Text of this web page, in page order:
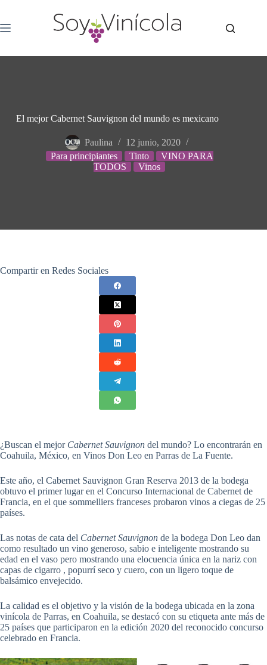
El mejor Cabernet Sauvignon del mundo es mexicano
Paulina
12 junio, 2020
Para principiantes
Tinto
VINO PARA
TODOS
Vinos
Compartir en Redes Sociales
¿Buscan el mejor Cabernet Sauvignon del mundo? Lo encontrarán en
Coahuila, México, en Vinos Don Leo en Parras de La Fuente.
Este año, el Cabernet Sauvignon Gran Reserva 2013 de la bodega
obtuvo el primer lugar en el Concurso Internacional de Cabernet de
Francia, en el que sommelliers franceses probaron vinos a ciegas de 25
países.
Las notas de cata del Cabernet Sauvignon de la bodega Don Leo dan
como resultado un vino generoso, sabio e inteligente mostrando su
edad en el vaso pero mostrando una elocuencia única en la nariz con
capas de cigarro , popurrí seco y cuero, con un ligero toque de
balsámico envejecido.
La calidad es el objetivo y la visión de la bodega ubicada en la zona
vinícola de Parras, en Coahuila, se destacó con su etiqueta ante más de
25 países que participaron en la edición 2020 del reconocido concurso
celebrado en Francia.